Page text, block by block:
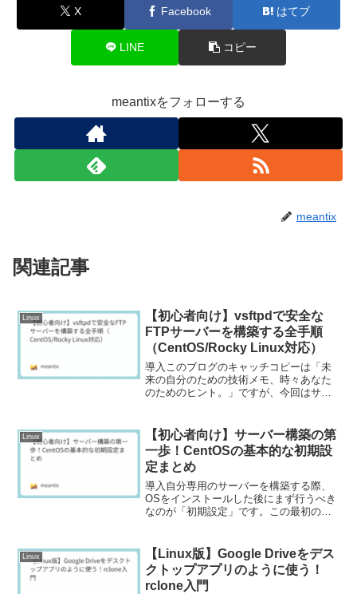
X Facebook はてブ
LINE コピー
meantixをフォローする
meantix
関連記事
Linux
【初心者向け】vsftpdで安全な
FTPサーバーを構築する全手順
（CentOS/Rocky Linux対応）
導入このブログのキャッチコピーは「未
来の自分のための技術メモ、時々あなた
のためのヒント。」ですが、今回はサー
サーバーの構築」に関するヒントです。
自前のWebサーバーに...
Linux
【初心者向け】サーバー構築の第
一歩！CentOSの基本的な初期設
定まとめ
導入自分専用のサーバーを構築する際、
OSをインストールした後にまず行うべき
なのが「初期設定」です。この最初のス
セキュリティも向上します。この記事で
は、私自身が書き溜めて...
Linux
【Linux版】Google Driveをデス
クトップアプリのように使う！
rclone入門